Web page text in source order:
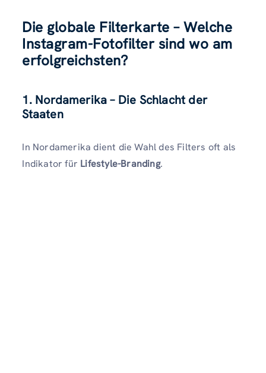
Die globale Filterkarte – Welche
Instagram-Fotofilter sind wo am
erfolgreichsten?
1. Nordamerika – Die Schlacht der
Staaten
In Nordamerika dient die Wahl des Filters oft als
Indikator für Lifestyle-Branding.